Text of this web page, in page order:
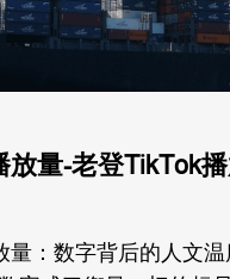
放量-老登TikTok
：数字背后的人文温